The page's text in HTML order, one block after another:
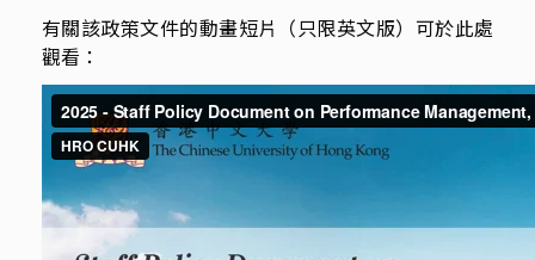
有關該政策文件的動畫短片（只限英文版）可於此處
觀看：